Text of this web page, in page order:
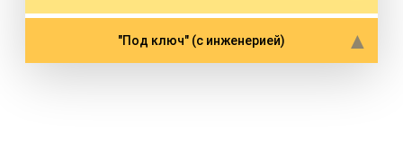
"Под ключ" (с инженерией)